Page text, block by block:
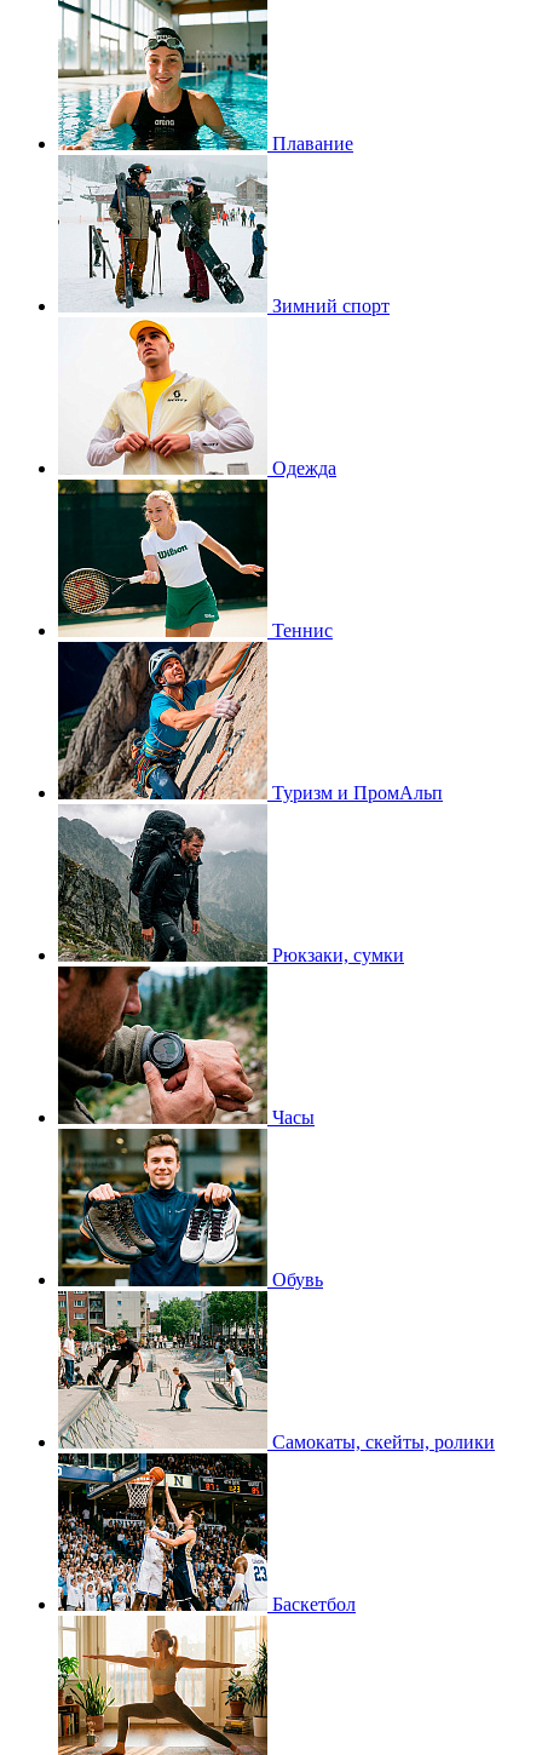
Плавание
Зимний спорт
Одежда
Теннис
Туризм и ПромАльп
Рюкзаки, сумки
Часы
Обувь
Самокаты, скейты, ролики
Баскетбол